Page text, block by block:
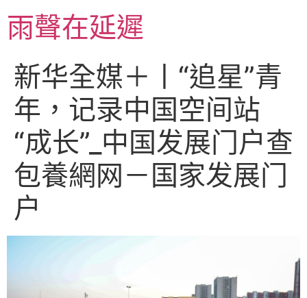
至
主雨聲在延遲
新华全媒＋丨“追星”青
年，记录中国空间站
“成长”_中国发展门户查
包養網网－国家发展门
户